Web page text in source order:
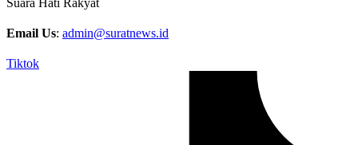
Email Us: admin@suratnews.id
Tiktok